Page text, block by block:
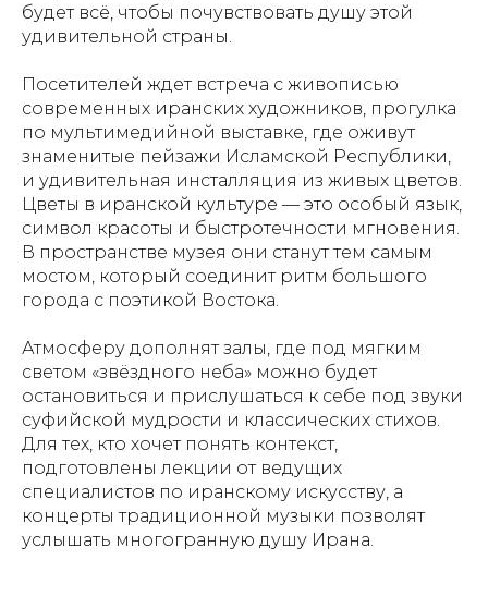
будет всё, чтобы почувствовать душу этой
удивительной страны.
Посетителей ждет встреча с живописью
современных иранских художников, прогулка
по мультимедийной выставке, где оживут
знаменитые пейзажи Исламской Республики,
и удивительная инсталляция из живых цветов.
Цветы в иранской культуре — это особый язык,
символ красоты и быстротечности мгновения.
В пространстве музея они станут тем самым
мостом, который соединит ритм большого
города с поэтикой Востока.
Атмосферу дополнят залы, где под мягким
светом «звёздного неба» можно будет
остановиться и прислушаться к себе под звуки
суфийской мудрости и классических стихов.
Для тех, кто хочет понять контекст,
подготовлены лекции от ведущих
специалистов по иранскому искусству, а
концерты традиционной музыки позволят
услышать многогранную душу Ирана.